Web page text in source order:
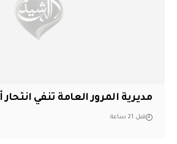
مديرية المرور العامة تنفي
قبل 21 ساعة